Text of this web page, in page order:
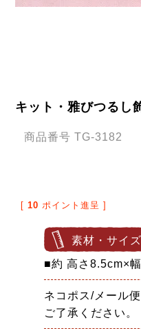
キット・雅びつるし
商品番号 TG-3182
[ 10 ポイント進呈 ]
素材・サイ
■約 高さ8.5cm×
ネコポス/メール
ご了承ください。